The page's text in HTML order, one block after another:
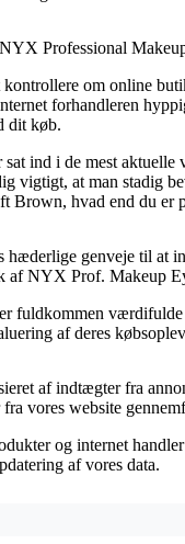
Professional
kontrollere om online
forhandleren
dit køb.
ind i de mest
vigtigt, at man stadig
Brown, hvad end du er
genveje til at
af NYX Prof. Makeup
fuldkommen
af deres
af indtægter fra
vores website
og internet
af vores data.